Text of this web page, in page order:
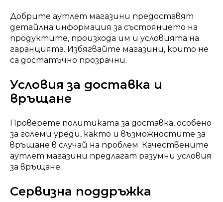
Добрите аутлет магазини предоставят
детайлна информация за състоянието на
продуктите, произхода им и условията на
гаранцията. Избягвайте магазини, които не
са достатъчно прозрачни.
Условия за доставка и
връщане
Проверете политиката за доставка, особено
за големи уреди, както и възможностите за
връщане в случай на проблем. Качествените
аутлет магазини предлагат разумни условия
за връщане.
Сервизна поддръжка